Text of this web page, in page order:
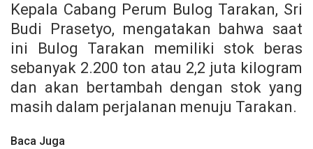
Kepala Cabang Perum Bulog Tarakan, Sri
Budi Prasetyo, mengatakan bahwa saat
ini Bulog Tarakan memiliki stok beras
sebanyak 2.200 ton atau 2,2 juta kilogram
dan akan bertambah dengan stok yang
masih dalam perjalanan menuju Tarakan.
Baca Juga